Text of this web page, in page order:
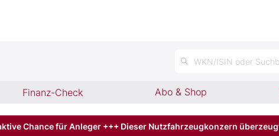
WKN/ISIN oder
Finanz-Check Abo & Shop
Chance für Anleger +++ Dieser Nutzfahrzeugkonzern